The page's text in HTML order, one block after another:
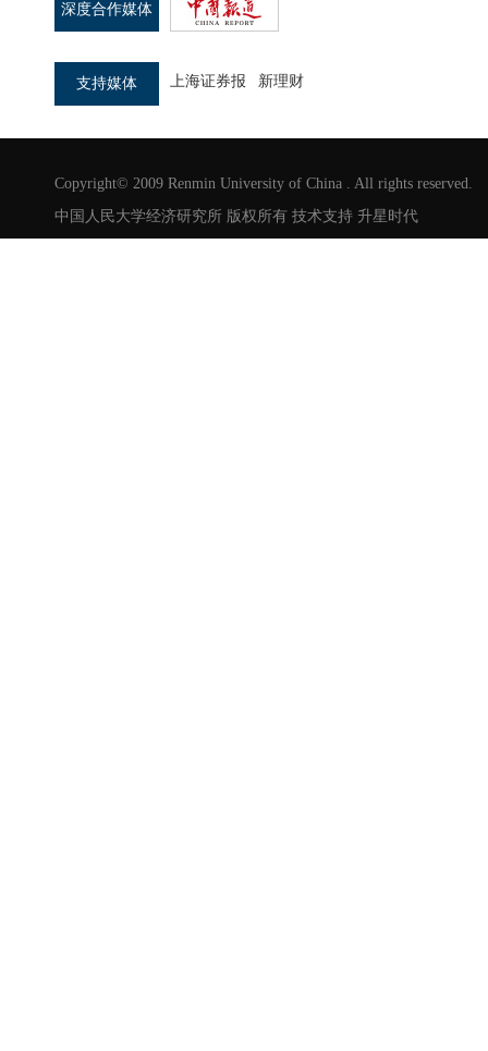
深度合作媒体
支持媒体 上海证券报 新理财
Copyright© 2009 Renmin University of China . All rights reserved.
中国人民大学经济研究所 版权所有 技术支持 升星时代